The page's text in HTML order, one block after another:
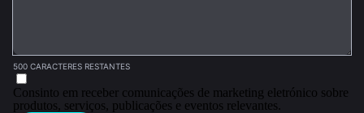
500 CARACTERES RESTANTES
Consinto em receber comunicações de marketing eletrónico sobre
produtos, serviços, publicações e eventos relevantes.